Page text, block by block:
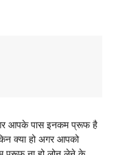
आपके पास इनकम प्रूफ है
क्या हो अगर आपको